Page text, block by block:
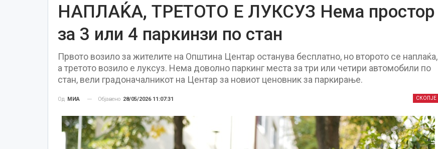
НАПЛАЌА, ТРЕТОТО Е ЛУКСУЗ Нема простор
за 3 или 4 паркинзи по стан
Првото возило за жителите на Општина Центар останува бесплатно, но второто се наплаќа,
а третото возило е луксуз. Нема доволно паркинг места за три или четири автомобили по
стан, вели градоначалникот на Центар за новиот ценовник за паркирање.
СКОПЈЕ
Од МИА Објавено 28/05/2026 11:07:31